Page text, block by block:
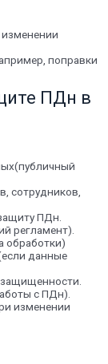
поправки
ПДн в
сотрудников,
ПДн.
регламент).
обработки)
данные
с ПДн).
изменении